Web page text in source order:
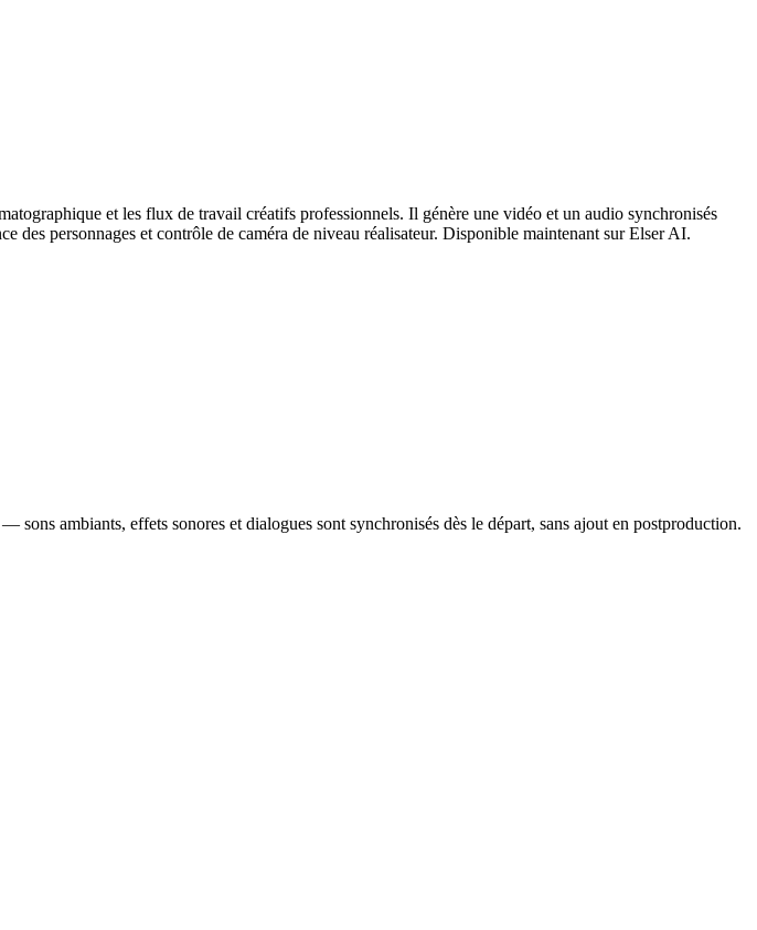
et les flux de travail créatifs professionnels. Il génère une vidéo et un audio synchronisés
personnages et contrôle de caméra de niveau réalisateur. Disponible maintenant sur Elser AI.
ambiants, effets sonores et dialogues sont synchronisés dès le départ, sans ajout en postproduction.